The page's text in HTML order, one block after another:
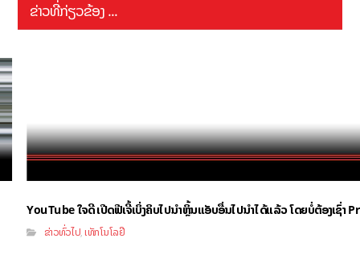
ຂ່າວທີ່ກ່ຽວຂ້ອງ ...
YouTube ໃຈດີ ເປີດຟີເຈີ້ເບິ່ງຄິບໄປນຳຫຼິ້ນແອັບອື່ນໄປນຳໄດ້ແລ້ວ ໂດຍບໍ່ຕ້ອງເຊົ່າ
ຂ່າວທົ່ວໄປ,ເທັກໂນໂລຢີ